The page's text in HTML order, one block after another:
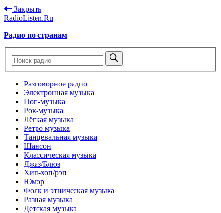
Закрыть
RadioListen.Ru
Радио по странам
Разговорное радио
Электронная музыка
Поп-музыка
Рок-музыка
Лёгкая музыка
Ретро музыка
Танцевальная музыка
Шансон
Классическая музыка
Джаз/Блюз
Хип-хоп/рэп
Юмор
Фолк и этническая музыка
Разная музыка
Детская музыка